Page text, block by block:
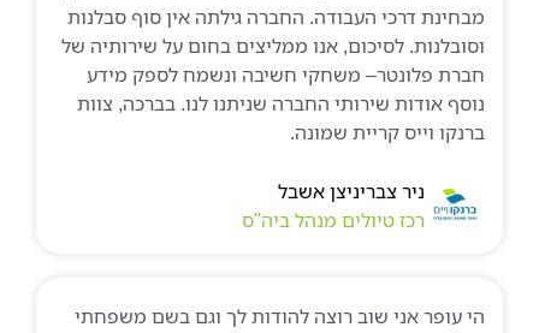
מבחינת דרכי העבודה. החברה גילתה אין סוף סבלנות
וסובלנות. לסיכום, אנו ממליצים בחום על שירותיה של
חברת פלונטר– משחקי חשיבה ונשמח לספק מידע
נוסף אודות שירותי החברה שניתנו לנו. בברכה, צוות
ברנקו וייס קריית שמונה.
ניר צבריניצן אשבל
רכז טיולים מנהל ביה"ס
הי עופר אני שוב רוצה להודות לך וגם בשם משפחתי